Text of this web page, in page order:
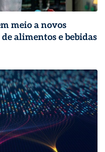
meio a novos
alimentos e bebidas